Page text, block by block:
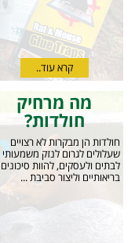
קרא עוד..
מה מרחיק
חולדות?
חולדות הן מבקרות לא רצויים
שעלולים לגרום לנזק משמעותי
לבתים ולעסקים, להוות סיכונים
בריאותיים וליצור סביבת ...